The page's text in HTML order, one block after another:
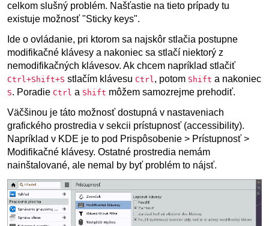
celkom slušný problém. Našťastie na tieto prípady tu
existuje možnosť "Sticky keys".
Ide o ovládanie, pri ktorom sa najskôr stlačia postupne
modifikačné klávesy a nakoniec sa stlačí niektorý z
nemodifikačných klávesov. Ak chcem napríklad stlačiť
Ctrl+Shift+S stlačím klávesu Ctrl, potom Shift a nakoniec
S. Poradie Ctrl a Shift môžem samozrejme prehodiť.
Väčšinou je táto možnosť dostupná v nastaveniach
grafického prostredia v sekcii prístupnosť (accessibility).
Napríklad v KDE je to pod Prispôsobenie > Prístupnosť >
Modifikačné klávesy. Ostatné prostredia nemám
nainštalované, ale nemal by byť problém to nájsť.